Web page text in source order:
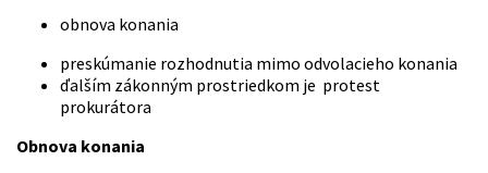
obnova konania
preskúmanie rozhodnutia mimo odvolacieho konania
ďalším zákonným prostriedkom je protest
prokurátora
Obnova konania